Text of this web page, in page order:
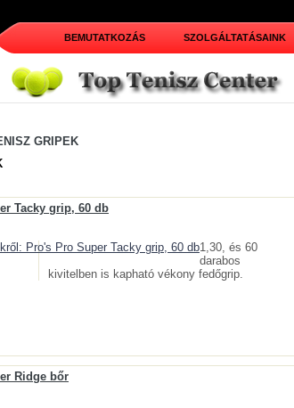
BEMUTATKOZÁS SZOLGÁLTATÁSAINK
GRIPEK
Tacky grip, 60 db
1,30, és 60
darabos
kivitelben is kapható vékony fedőgrip.
Ridge bőr